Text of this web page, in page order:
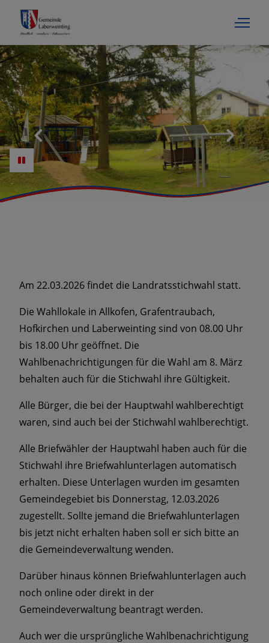
Am 22.03.2026 findet die Landratsstichwahl statt.
Die Wahllokale in Allkofen, Grafentraubach,
Hofkirchen und Laberweinting sind von 08.00 Uhr
bis 18.00 Uhr geöffnet. Die
Wahlbenachrichtigungen für die Wahl am 8. März
behalten auch für die Stichwahl ihre Gültigkeit.
Alle Bürger, die bei der Hauptwahl wahlberechtigt
waren, sind auch bei der Stichwahl wahlberechtigt.
Alle Briefwähler der Hauptwahl haben auch für die
Stichwahl ihre Briefwahlunterlagen automatisch
erhalten. Diese Unterlagen wurden im gesamten
Gemeindegebiet bis Donnerstag, 12.03.2026
zugestellt. Sollte jemand die Briefwahlunterlagen
bis jetzt nicht erhalten haben soll er sich bitte an
die Gemeindeverwaltung wenden.
Darüber hinaus können Briefwahlunterlagen auch
noch online oder direkt in der
Gemeindeverwaltung beantragt werden.
Auch wer die ursprüngliche Wahlbenachrichtigung